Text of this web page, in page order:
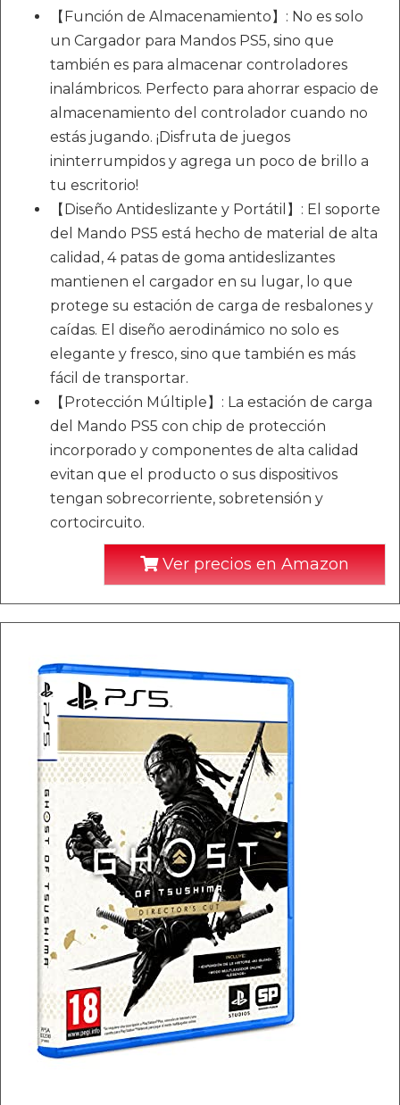
【Función de Almacenamiento】: No es solo
un Cargador para Mandos PS5, sino que
también es para almacenar controladores
inalámbricos. Perfecto para ahorrar espacio de
almacenamiento del controlador cuando no
estás jugando. ¡Disfruta de juegos
ininterrumpidos y agrega un poco de brillo a
tu escritorio!
【Diseño Antideslizante y Portátil】: El soporte
del Mando PS5 está hecho de material de alta
calidad, 4 patas de goma antideslizantes
mantienen el cargador en su lugar, lo que
protege su estación de carga de resbalones y
caídas. El diseño aerodinámico no solo es
elegante y fresco, sino que también es más
fácil de transportar.
【Protección Múltiple】: La estación de carga
del Mando PS5 con chip de protección
incorporado y componentes de alta calidad
evitan que el producto o sus dispositivos
tengan sobrecorriente, sobretensión y
cortocircuito.
Ver precios en Amazon